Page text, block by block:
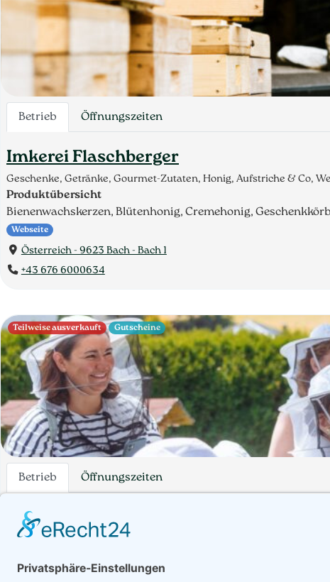
Betrieb Öffnungszeiten
Imkerei Flaschberger
Geschenke, Getränke, Gourmet-Zutaten, Honig, Aufstriche & Co,
Produktübersicht
Bienenwachskerzen, Blütenhonig, Cremehonig,
Webseite
Österreich - 9623 Bach - Bach 1
+43 676 6000634
Betrieb Öffnungszeiten
Bio Erlebnisimkerei Kronhofer
Geschenke, Getränke, Honig, Aufstriche & Co, Weitere Hofprodukte
Alpenrosenhonig, Bienenwachstücher, Blütenhonig,
Teilweise ausverkauft Gutscheine